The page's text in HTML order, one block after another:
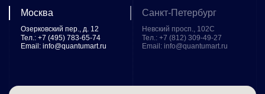
Карта
наших
офисов
Москва
Озерковский пер., д. 12
Тел.: +7 (495) 783-65-74
Email: info@quantumart.ru
Санкт-Петербург
Невский просп., 102С
Тел.: +7 (812) 309-49-27
Email: info@quantumart.ru